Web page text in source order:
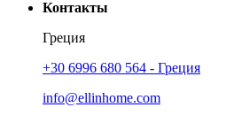
Контакты
Греция
+30 6996 680 564 - Греция
info@ellinhome.com